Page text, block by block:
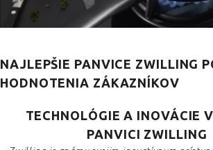
NAJLEPŠIE PANVICE ZWILLING
HODNOTENIA ZÁKAZNÍKOV
TECHNOLÓGIE A INOVÁCIE
PANVICI ZWILLING